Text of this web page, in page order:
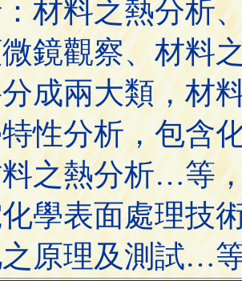
材料之熱分析
鏡觀察、材料
成兩大類，材
性分析，包含
之熱分析…等
學表面處理技
原理及測試…